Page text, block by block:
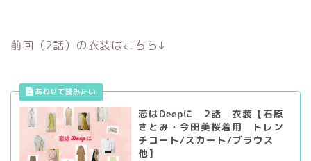
前回（2話）の衣装はこちら↓
恋はDeepに 2話 衣装【石原
さとみ・今田美桜着用 トレン
チコート/スカート/ブラウス
他】